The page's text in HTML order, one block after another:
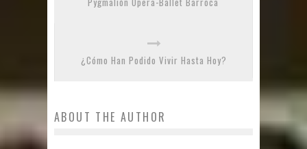
¿Cómo Han Podido Vivir Hasta Hoy?
ABOUT THE AUTHOR